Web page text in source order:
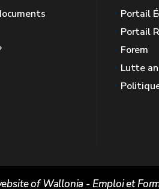
Portail
Portail
Forem
Lutte
of Wallonia - Emploi et